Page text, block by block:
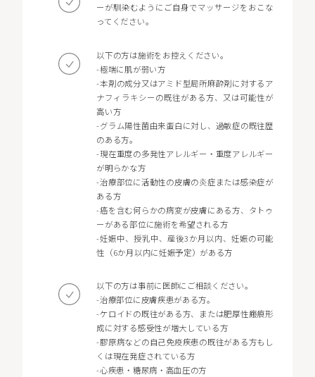
ーが馴染むようにご自身でマッサージをおこな
ってください。
以下の方は施術をお控えください。
-極端に肌が弱い方
-本剤の成分又はアミド型局所麻酔剤に対するア
ナフィラキシーの既往がある方、又は可能性が
高い方
-グラム陽性菌由来蛋白に対し、過敏症の既往歴
のある方。
-現在重度の多発性アレルギー・重度アレルギー
が明らかな方
-治療部位に活動性の皮膚の炎症または感染症が
ある方
-癌を含む何らかの病変が皮膚にある方、タトゥ
ーがある部位に施術を希望される方
-妊娠中、授乳中、産後3か月以内、妊娠の可能
性（6か月以内に妊娠予定）がある方
以下の方は事前に医師にご相談ください。
-治療部位に皮膚疾患がある方。
-ケロイドの既往がある方、または肥厚性瘢痕形
成に対する感受性が増大している方
-膠原病などの自己免疫疾患の既往がある方もし
くは現在発症されている方
-心疾患・糖尿病・高血圧の方